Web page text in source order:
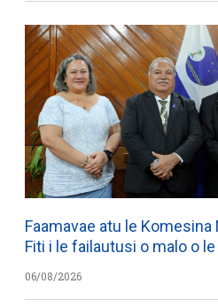
Faamavae atu le Komesina
Fiti i le failautusi o malo o
06/08/2026